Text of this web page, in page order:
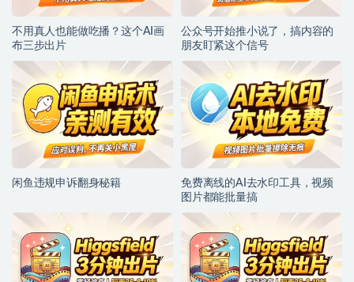
不用真人也能做吃播？这个AI画
布三步出片
公众号开始推小说了，搞内容的
朋友盯紧这个信号
闲鱼违规申诉翻身秘籍
免费离线的AI去水印工具，视频
图片都能批量搞